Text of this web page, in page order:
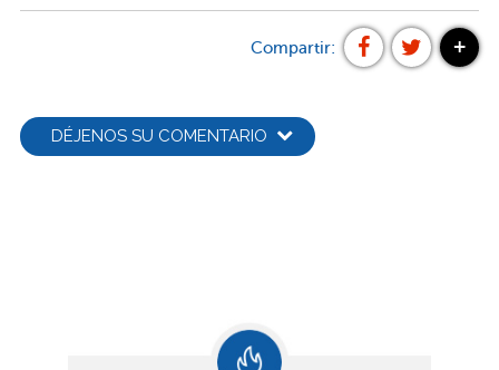
Compartir: +
DÉJENOS SU COMENTARIO